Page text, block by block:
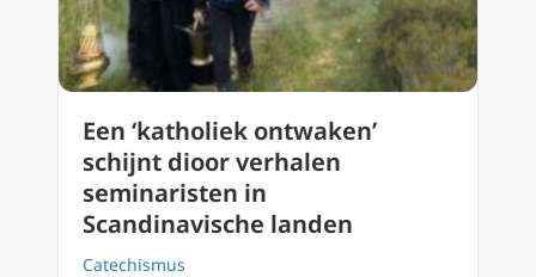
Een ‘katholiek ontwaken’
schijnt dioor verhalen
seminaristen in
Scandinavische landen
Catechismus